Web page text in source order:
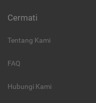
Cermati
Tentang Kami
FAQ
Hubungi Kami